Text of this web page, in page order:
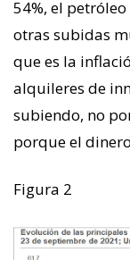
54%, el
otras subidas
que es la
alquileres de
subiendo, no
porque el
Figura 2